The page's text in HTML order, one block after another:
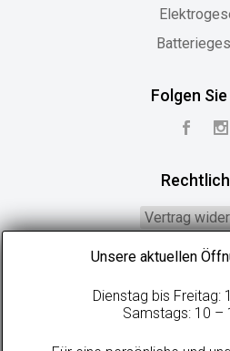
Folgen
Vertrag
Unsere aktuellen
Dienstag bis Freitag:
Samstags: 10 –